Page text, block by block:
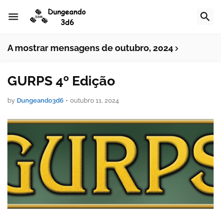
A mostrar mensagens de outubro, 2024
GURPS 4º Edição
by Dungeando3d6 • outubro 11, 2024